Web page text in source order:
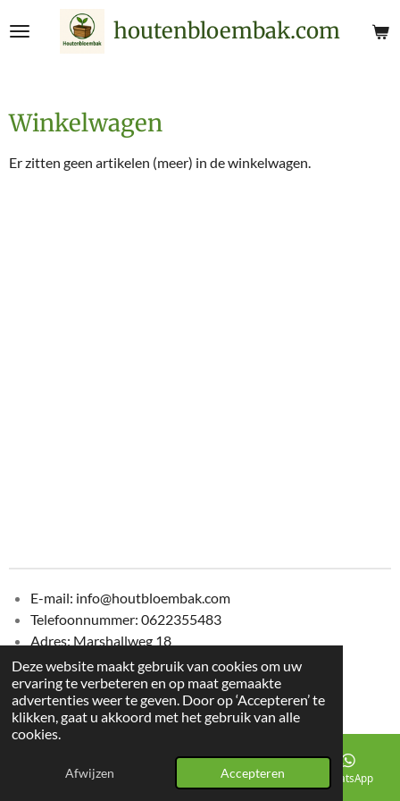
Deze website maakt gebruik van cookies om uw
ervaring te verbeteren en op maat gemaakte
advertenties weer te geven. Door op ‘Accepteren’ te
klikken, gaat u akkoord met het gebruik van alle
cookies.
Afwijzen Accepteren
direct
houtenbloembak.com
Winkelwagen
Er zitten geen artikelen (meer) in de winkelwagen.
E-mail: info@houtbloembak.com
Telefoonnummer: 0622355483
Adres: Marshallweg 18
8912 AC Leeuwarden
© 2025 houtenbloembak.com
Powered byJouwWeb
E-mailadres Kaart WhatsApp